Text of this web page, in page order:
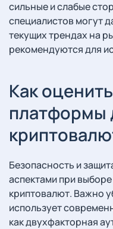
сильные и слабые
специалистов могут
текущих трендах на
рекомендуются для
Как
платформы
Безопасность и
аспектами при
криптовалют. Важно
использует
как двухфакторная